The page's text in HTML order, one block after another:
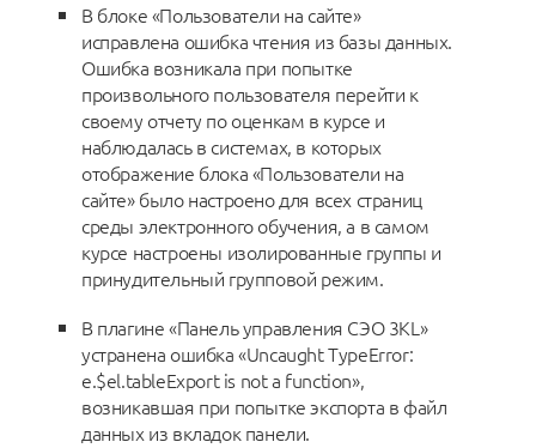
В блоке «Пользователи на сайте»
исправлена ошибка чтения из базы данных.
Ошибка возникала при попытке
произвольного пользователя перейти к
своему отчету по оценкам в курсе и
наблюдалась в системах, в которых
отображение блока «Пользователи на
сайте» было настроено для всех страниц
среды электронного обучения, а в самом
курсе настроены изолированные группы и
принудительный групповой режим.
В плагине «Панель управления СЭО 3KL»
устранена ошибка «Uncaught TypeError:
e.$el.tableExport is not a function»,
возникавшая при попытке экспорта в файл
данных из вкладок панели.